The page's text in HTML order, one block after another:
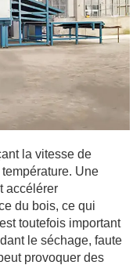
la vitesse de
Une
accélérer
du bois, ce qui
toutefois important
le séchage, faute
provoquer des